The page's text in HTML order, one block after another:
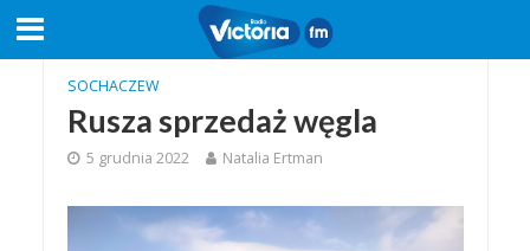
SOCHACZEW
Rusza sprzedaż węgla
5 grudnia 2022 Natalia Ertman